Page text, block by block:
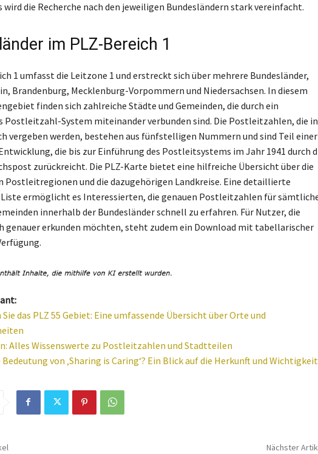
wird die Recherche nach den jeweiligen Bundesländern stark vereinfacht.
im PLZ-Bereich 1
1 umfasst die Leitzone 1 und erstreckt sich über mehrere Bundesländer,
Brandenburg, Mecklenburg-Vorpommern und Niedersachsen. In diesem
finden sich zahlreiche Städte und Gemeinden, die durch ein
System miteinander verbunden sind. Die Postleitzahlen, die in
vergeben werden, bestehen aus fünfstelligen Nummern und sind Teil einer
die bis zur Einführung des Postleitsystems im Jahr 1941 durch
zurückreicht. Die PLZ-Karte bietet eine hilfreiche Übersicht über die
Postleitregionen und die dazugehörigen Landkreise. Eine detaillierte
ermöglicht es Interessierten, die genauen Postleitzahlen für
innerhalb der Bundesländer schnell zu erfahren. Für Nutzer, die
genauer erkunden möchten, steht zudem ein Download mit tabellarischer
das PLZ 55 Gebiet: Eine umfassende Übersicht über Orte und
Alles Wissenswerte zu Postleitzahlen und Stadtteilen
Bedeutung von ‚Sharing is Caring‘? Ein Blick auf die Herkunft und Wichtigkeit
Nächster